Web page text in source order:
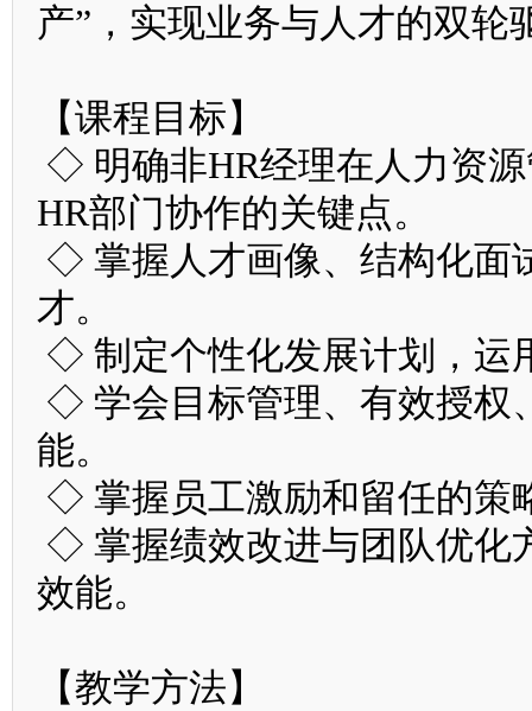
产”，实现业务与人才的双轮
【课程目标】
◇ 明确非HR经理在人力资
HR部门协作的关键点。
◇ 掌握人才画像、结构化面
才。
◇ 制定个性化发展计划，运
◇ 学会目标管理、有效授权
能。
◇ 掌握员工激励和留任的策
◇ 掌握绩效改进与团队优化
效能。
【教学方法】